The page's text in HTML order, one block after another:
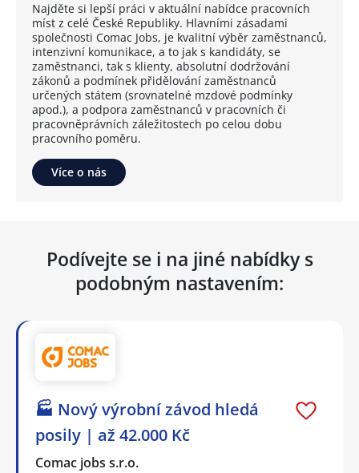
Najděte si lepší práci v aktuální nabídce pracovních
míst z celé České Republiky. Hlavními zásadami
společnosti Comac Jobs, je kvalitní výběr zaměstnanců,
intenzivní komunikace, a to jak s kandidáty, se
zaměstnanci, tak s klienty, absolutní dodržování
zákonů a podmínek přidělování zaměstnanců
určených státem (srovnatelné mzdové podmínky
apod.), a podpora zaměstnanců v pracovních či
pracovněprávních záležitostech po celou dobu
pracovního poměru.
Více o nás
Podívejte se i na jiné nabídky s
podobným nastavením:
🏭 Nový výrobní závod hledá
posily | až 42.000 Kč
Comac jobs s.r.o.